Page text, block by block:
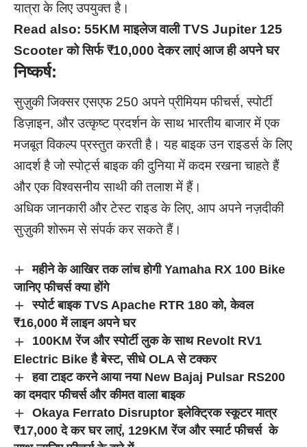
यात्रा के लिए उपयुक्त है।
Read also: 55KM माइलेज वाली TVS Jupiter 125
Scooter को सिर्फ ₹10,000 देकर लाएं आज ही अपने घर
निष्कर्ष:
सुज़ुकी जिक्सर एसएफ 250 अपने प्रीमियम फीचर्स, स्पोर्टी
डिज़ाइन, और उत्कृष्ट प्रदर्शन के साथ भारतीय बाजार में एक
मजबूत विकल्प प्रस्तुत करती है। यह बाइक उन राइडर्स के लिए
आदर्श है जो स्पोर्ट्स बाइक की दुनिया में कदम रखना चाहते हैं
और एक विश्वसनीय साथी की तलाश में हैं।
अधिक जानकारी और टेस्ट राइड के लिए, आप अपने नज़दीकी
सुज़ुकी शोरूम से संपर्क कर सकते हैं।
महीने के आखिर तक लांच होगी Yamaha RX 100 Bike
जानिए फीचर्स क्या होंगे
स्पोर्ट बाइक TVS Apache RTR 180 को, केवल
₹16,000 में लाइन अपने घर
100KM रेंज और स्पोर्टी लुक के साथ Revolt RV1
Electric Bike है बेस्ट, सीधे OLA से टक्कर
हवा टाइट करने आया नया New Bajaj Pulsar RS200
का दमदार फीचर्स और कीमत वाला बाइक
Okaya Ferrato Disruptor इलेक्ट्रिक स्कूटर मात्र
₹17,000 दे कर घर लाएं, 129KM रेंज और स्मार्ट फीचर्स के